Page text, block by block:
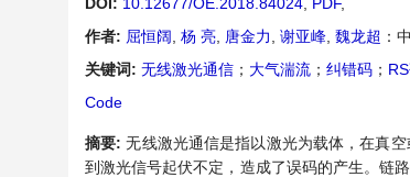
作者: 屈恒阔 杨 亮 唐金力 谢亚峰 魏龙超 ：
关键词: 无线激光通信 ； 大气湍流 ； 纠错码 ；
Code
摘要:无线激光通信是指以激光为载体，在真
到激光信号起伏不定，造成了误码的产生。链